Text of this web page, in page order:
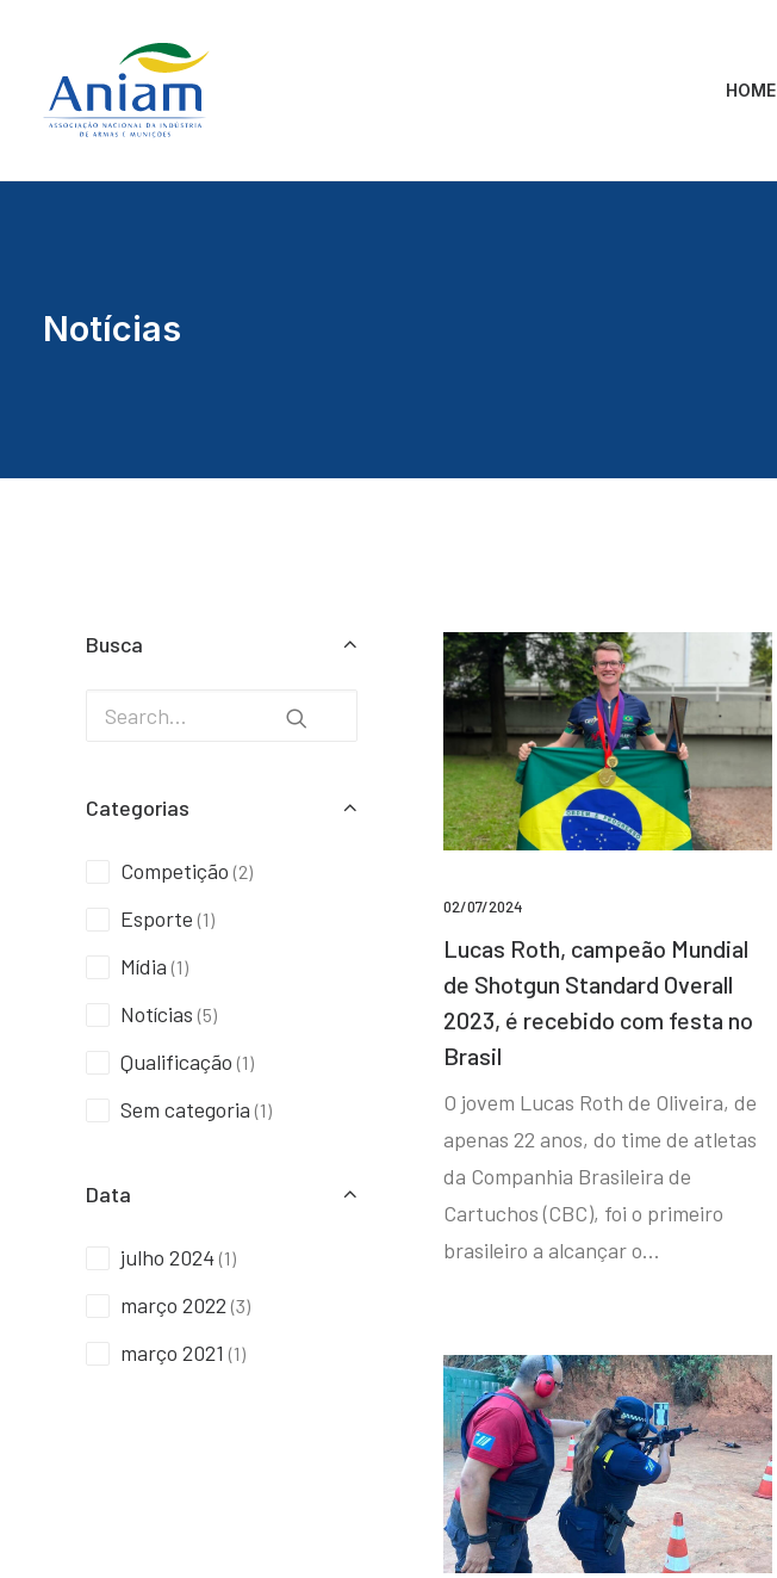
HOME
Notícias
Busca
Categorias
Competição (2)
Esporte (1)
Mídia (1)
Notícias (5)
Qualificação (1)
Sem categoria (1)
Data
julho 2024 (1)
março 2022 (3)
março 2021 (1)
02/07/2024
Lucas Roth, campeão Mundial
de Shotgun Standard Overall
2023, é recebido com festa no
Brasil
O jovem Lucas Roth de Oliveira, de
apenas 22 anos, do time de atletas
da Companhia Brasileira de
Cartuchos (CBC), foi o primeiro
brasileiro a alcançar o…